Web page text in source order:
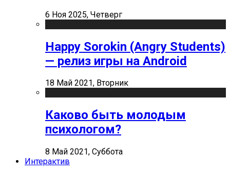
6 Ноя 2025, Четверг
Happy Sorokin (Angry Students)
— релиз игры на Android
18 Май 2021, Вторник
Каково быть молодым
психологом?
8 Май 2021, Суббота
Интерактив